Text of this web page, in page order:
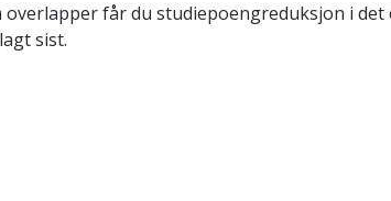
får du studiepoengreduksjon i
sist.